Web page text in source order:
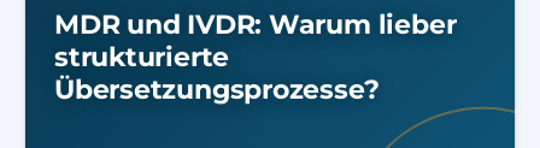
MDR und IVDR: Warum lieber
strukturierte
Übersetzungsprozesse?